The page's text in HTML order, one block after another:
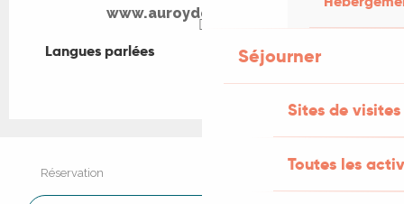
Séjourner
Sites de visites
Toutes les
www.auroydenaples.com
Langues parlées
Langues parlées
Réservation